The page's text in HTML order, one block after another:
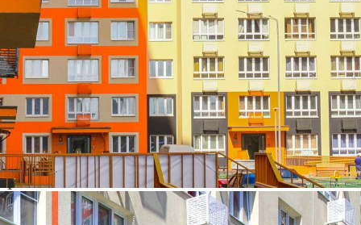
Характеристики помещения
№ объявления
125092
Дата размещения
07.08.2026
Город
Балашиха
Адрес
Яганова улица, д.1
Расположено
Жилой дом
Этаж
1
Предлагается
Продажа